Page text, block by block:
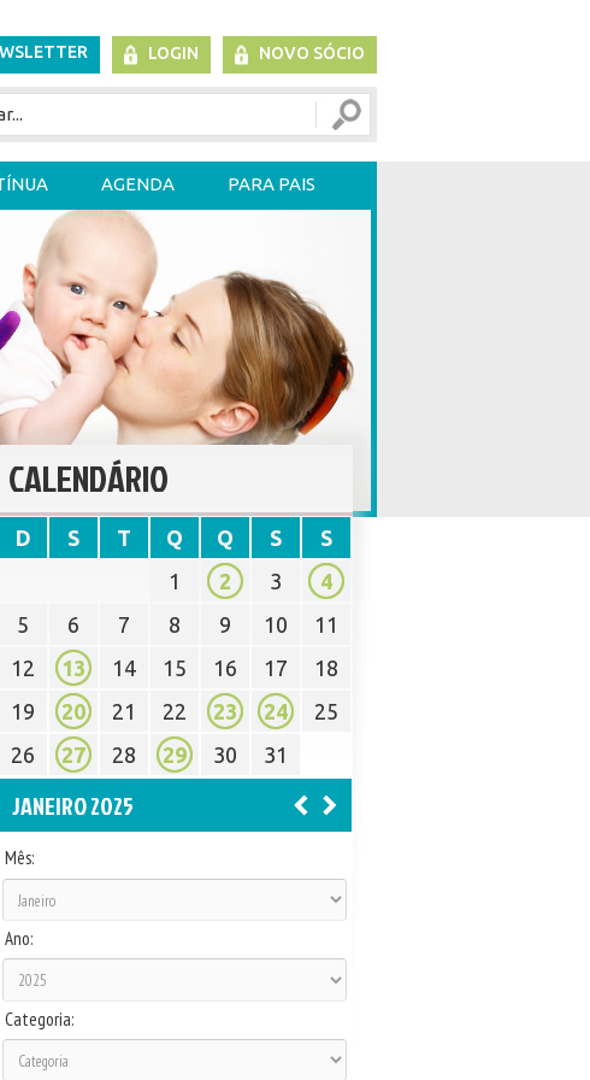
LOGIN NOVO SÓCIO
AGENDA PARA PAIS
CALENDÁRIO
D S T Q Q S
S
1
2 3
4
5
6 7 8 9 10
11
12
13 14 15 16 17
18
19
20 21 22 23 24
25
26
27 28 29 30 31
JANEIRO 2025
Mês:
Ano:
Categoria: